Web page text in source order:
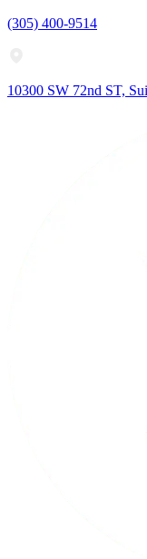
(305) 400-9514
10300 SW 72nd ST,